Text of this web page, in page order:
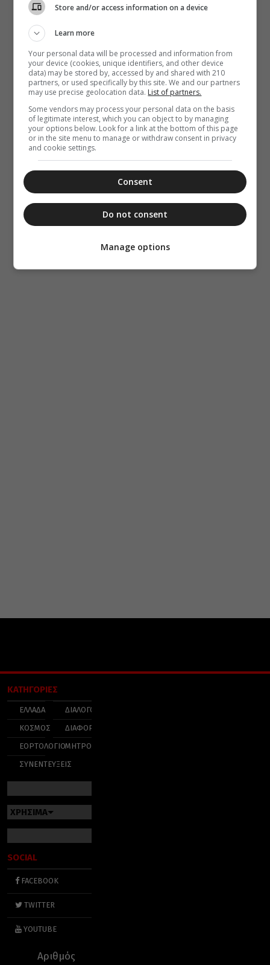
ΚΑΤΗΓΟΡΙΕΣ
ΕΛΛΑΔΑ
ΚΟΣΜΟΣ
ΕΟΡΤΟΛΟΓΙΟ
ΣΥΝΕΝΤΕΥΞΕΙΣ
ΔΙΑΛΟΓΟΣ
ΔΙΑΦΟΡΑ
ΜΗΤΡΟΠΟΛΕΙΣ
ΧΡΗΣΙΜΑ
SOCIAL
FACEBOOK
TWITTER
YOUTUBE
Αριθμός
Store and/or access information on a device
Learn more
Your personal data will be processed and information from
your device (cookies, unique identifiers, and other device
data) may be stored by, accessed by and shared with 210
partners, or used specifically by this site. We and our partners
may use precise geolocation data. List of partners.
Some vendors may process your personal data on the basis
of legitimate interest, which you can object to by managing
your options below. Look for a link at the bottom of this page
or in the site menu to manage or withdraw consent in privacy
and cookie settings.
Consent
Do not consent
Manage options